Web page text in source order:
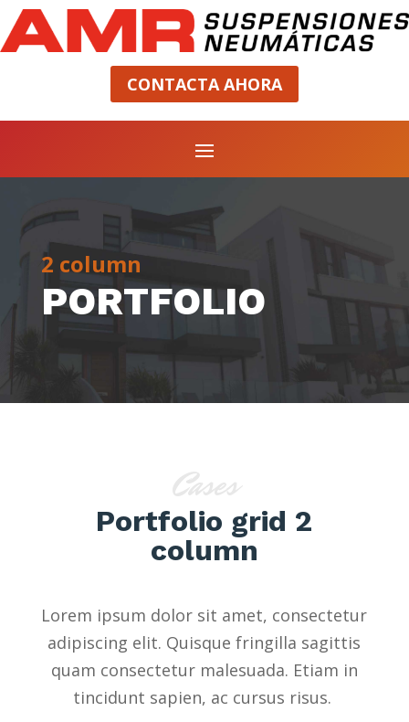
CONTACTA AHORA
2 column
PORTFOLIO
Portfolio grid 2
column
Lorem ipsum dolor sit amet, consectetur
adipiscing elit. Quisque fringilla sagittis
quam consectetur malesuada. Etiam in
tincidunt sapien, ac cursus risus.